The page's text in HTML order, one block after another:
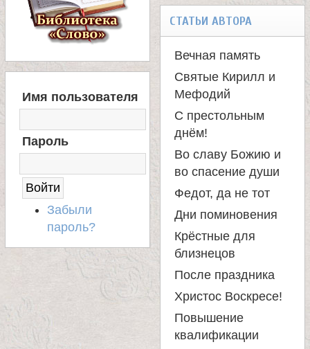
а
е
в
й
Д
С
Имя пользователя
Пароль
Забыли
пароль?
СТАТЬИ АВТОРА
Вечная память
Святые Кирилл и
Мефодий
С престольным
днём!
Во славу Божию и
во спасение души
Федот, да не тот
Дни поминовения
Крёстные для
близнецов
После праздника
Христос Воскресе!
Повышение
квалификации